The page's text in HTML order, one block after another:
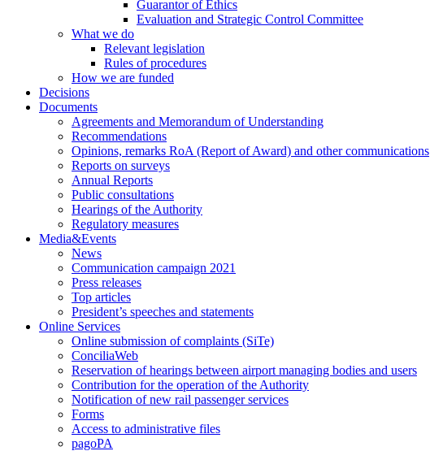
Guarantor of Ethics
Evaluation and Strategic Control Committee
What we do
Relevant legislation
Rules of procedures
How we are funded
Decisions
Documents
Agreements and Memorandum of Understanding
Recommendations
Opinions, remarks RoA (Report of Award) and other communications
Reports on surveys
Annual Reports
Public consultations
Hearings of the Authority
Regulatory measures
Media&Events
News
Communication campaign 2021
Press releases
Top articles
President’s speeches and statements
Online Services
Online submission of complaints (SiTe)
ConciliaWeb
Reservation of hearings between airport managing bodies and users
Contribution for the operation of the Authority
Notification of new rail passenger services
Forms
Access to administrative files
pagoPA